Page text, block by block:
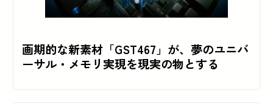
画期的な新素材「GST467」が、夢のユニバ
ーサル・メモリ実現を現実の物とする